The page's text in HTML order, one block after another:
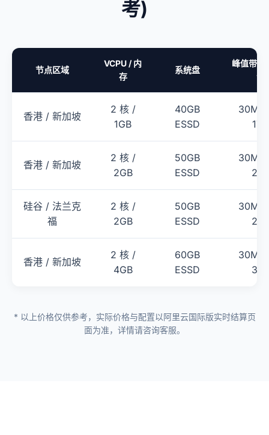
考)
节点区域
VCPU / 内
存
系统盘
峰值带宽
包
香港 / 新加坡
2 核 /
1GB
40GB
ESSD
1TB
香港 / 新加坡
2 核 /
2GB
50GB
ESSD
2TB
硅谷 / 法兰克
福
2 核 /
2GB
50GB
ESSD
2TB
香港 / 新加坡
2 核 /
4GB
60GB
ESSD
3TB
* 以上价格仅供参考，实际价格与配置以阿里云国际版实时结算页
面为准，详情请咨询客服。